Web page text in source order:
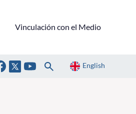
Vinculación con el Medio
English